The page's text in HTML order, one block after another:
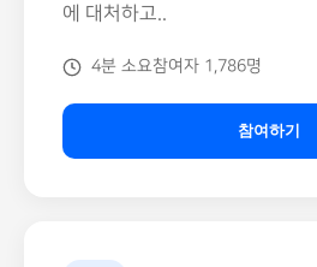
에 대처하고..
4분 소요참여자 1,786명
참여하기